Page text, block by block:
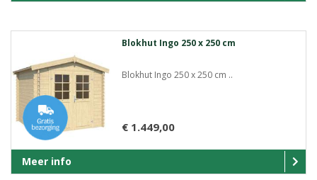
Blokhut Ingo 250 x 250 cm
Blokhut Ingo 250 x 250 cm ..
€ 1.449,00
Meer info